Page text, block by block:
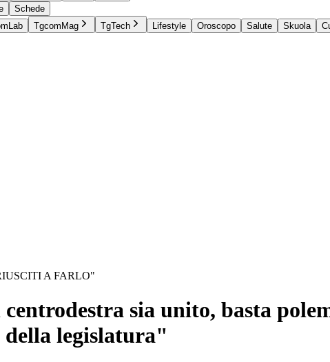
Schede
TgcomMag TgTech Lifestyle Oroscopo Salute Skuola
A FARLO"
sia unito, basta
legislatura"